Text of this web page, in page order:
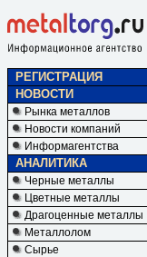
РЕГИСТРАЦИЯ
НОВОСТИ
Рынка металлов
Новости компаний
Информагентства
АНАЛИТИКА
Черные металлы
Цветные металлы
Драгоценные металлы
Металлолом
Сырье